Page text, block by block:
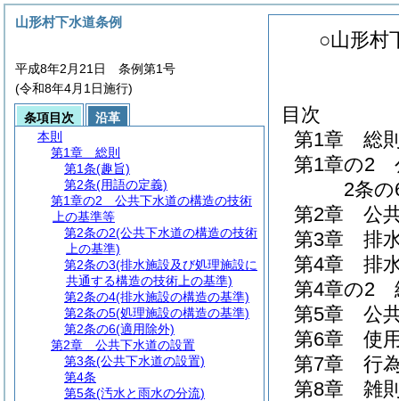
○山形村
目次
第1章
総
第1章の2
2条の
第2章
公
第3章
排
第4章
排
第4章の2
第5章
公
第6章
使
第7章
行
第8章
雑
山形村下水道条例
平成8年2月21日 条例第1号
(令和8年4月1日施行)
条項目次
沿革
本則
第1章
総則
第1条(趣旨)
第2条(用語の定義)
第1章の2
公共下水道の構造の技術
上の基準等
第2条の2(公共下水道の構造の技術
上の基準)
第2条の3(排水施設及び処理施設に
共通する構造の技術上の基準)
第2条の4(排水施設の構造の基準)
第2条の5(処理施設の構造の基準)
第2条の6(適用除外)
第2章
公共下水道の設置
第3条(公共下水道の設置)
第4条
第5条(汚水と雨水の分流)